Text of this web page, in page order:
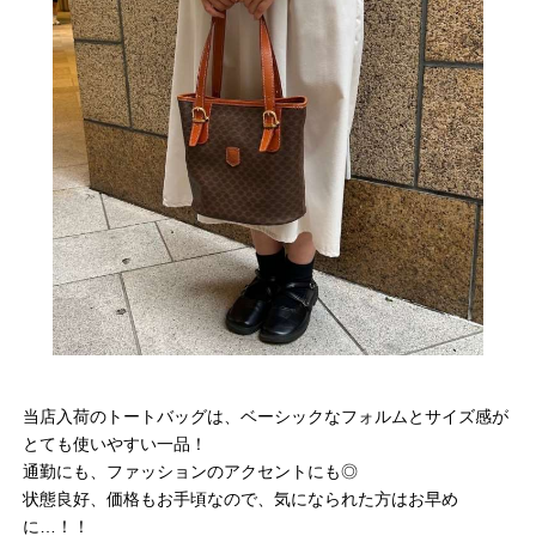
当店入荷のトートバッグは、ベーシックなフォルムとサイズ感が
とても使いやすい一品！
通勤にも、ファッションのアクセントにも◎
状態良好、価格もお手頃なので、気になられた方はお早め
に…！！